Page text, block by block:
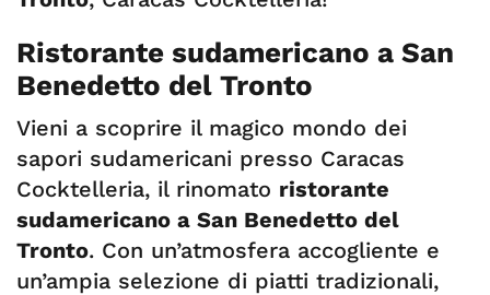
Ristorante sudamericano a San
Benedetto del Tronto
Vieni a scoprire il magico mondo dei
sapori sudamericani presso Caracas
Cocktelleria, il rinomato ristorante
sudamericano a San Benedetto del
Tronto. Con un’atmosfera accogliente e
un’ampia selezione di piatti tradizionali,